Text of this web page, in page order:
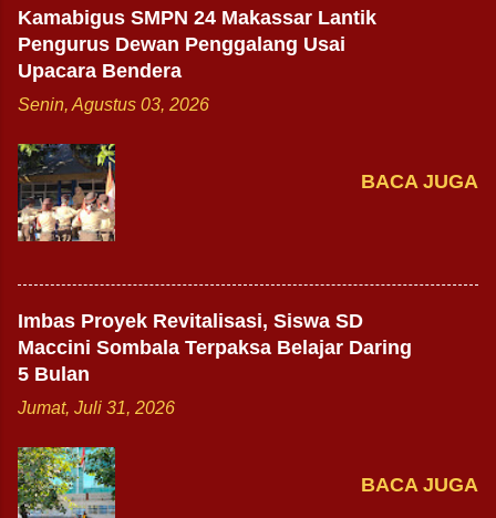
Kamabigus SMPN 24 Makassar Lantik
Pengurus Dewan Penggalang Usai
Upacara Bendera
Senin, Agustus 03, 2026
BACA JUGA
Imbas Proyek Revitalisasi, Siswa SD
Maccini Sombala Terpaksa Belajar Daring
5 Bulan
Jumat, Juli 31, 2026
BACA JUGA